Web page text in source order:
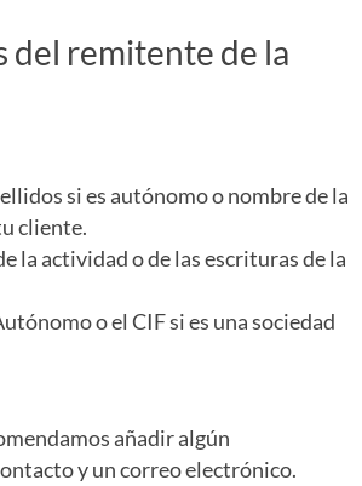
del remitente de la
si es autónomo o nombre de la
cliente.
la actividad o de las escrituras de la
o el CIF si es una sociedad
añadir algún
y un correo electrónico.